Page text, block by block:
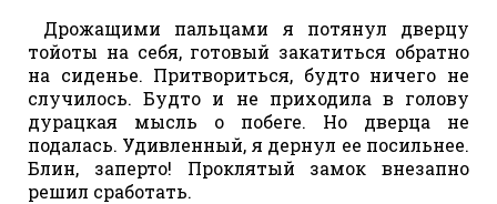
Дрожащими пальцами я потянул дверцу
тойоты на себя, готовый закатиться обратно
на сиденье. Притвориться, будто ничего не
случилось. Будто и не приходила в голову
дурацкая мысль о побеге. Но дверца не
подалась. Удивленный, я дернул ее посильнее.
Блин, заперто! Проклятый замок внезапно
решил сработать.